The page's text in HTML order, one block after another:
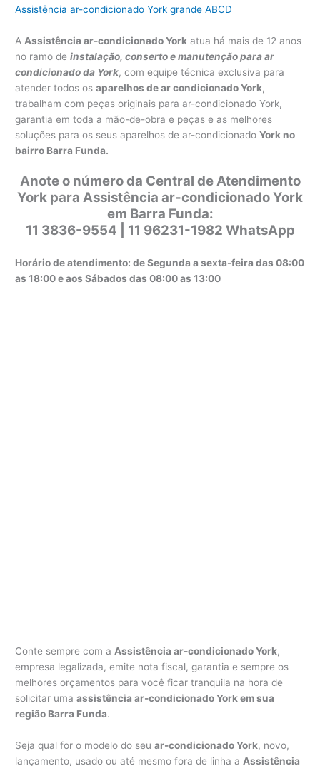
Assistência ar-condicionado York grande ABCD
A Assistência ar-condicionado York atua há mais de 12 anos
no ramo deinstalação, conserto e manutenção para ar
condicionado da York, com equipe técnica exclusiva para
atender todos osaparelhos de ar condicionado York,
trabalham com peças originais para ar-condicionado York,
garantia em toda a mão-de-obra e peças e as melhores
soluções para os seus aparelhos de ar-condicionadoYork no
bairro Barra Funda.
Anote o número da Central de Atendimento
York para Assistência ar-condicionado York
em Barra Funda:
11 3836-9554 | 11 96231-1982 WhatsApp
Horário de atendimento: de Segunda a sexta-feira das 08:00
as 18:00 e aos Sábados das 08:00 as 13:00
Conte sempre com a Assistência ar-condicionado York,
empresa legalizada, emite nota fiscal, garantia e sempre os
melhores orçamentos para você ficar tranquila na hora de
solicitar umaassistência ar-condicionado York em sua
região Barra Funda.
Seja qual for o modelo do seuar-condicionado York, novo,
lançamento, usado ou até mesmo fora de linha a Assistência